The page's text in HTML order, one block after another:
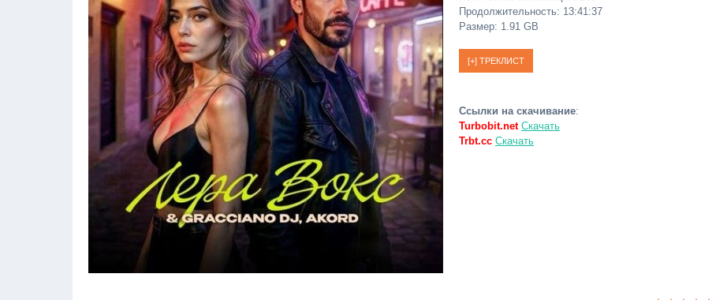
Продолжительность: 13:41:37
Размер: 1.91 GB
Ссылки на скачивание:
Turbobit.net Скачать
Trbt.cc Скачать